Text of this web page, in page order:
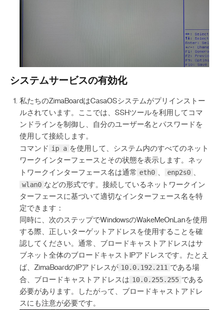
システムサービスの有効化
私たちのZimaBoardはCasaOSシステムがプリインストー
ルされています。ここでは、SSHツールを利用してコマ
ンドラインを制御し、自分のユーザー名とパスワードを
使用して接続します。
コマンド ip a を使用して、システム内のすべてのネット
ワークインターフェースとその状態を表示します。ネッ
トワークインターフェース名は通常 eth0 enp2s0
wlan0 などの形式です。接続しているネットワークイン
ターフェースに基づいて適切なインターフェース名を特
定できます：
同時に、次のステップでWindowsのWakeMeOnLanを使用
する際、正しいターゲットアドレスを使用することを確
認してください。通常、ブロードキャストアドレスはサ
ブネット全体のブロードキャストIPアドレスです。たとえ
ば、ZimaBoardのIPアドレスが 10.0.192.211 である場
合、ブロードキャストアドレスは 10.0.255.255 である
必要があります。したがって、ブロードキャストアドレ
スにも注意が必要です。